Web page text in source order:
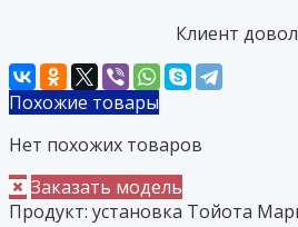
Клиент
Похожие товары
Нет похожих товаров
Заказать модель
Продукт: установка Тойота